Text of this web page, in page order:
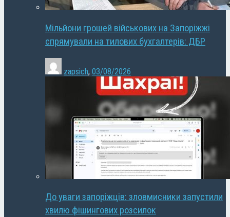
Мільйони грошей військових на Запоріжжі
спрямували на тилових бухгалтерів: ДБР
zapsich, 03/08/2026
До уваги запоріжців: зловмисники запустили
хвилю фішингових розсилок